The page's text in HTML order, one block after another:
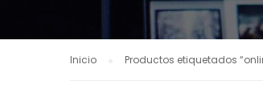
Inicio Productos etiquetados